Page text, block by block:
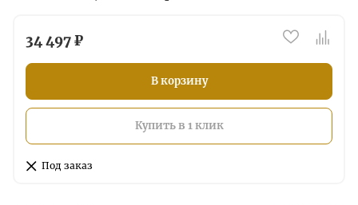
34 497 ₽
В корзину
Купить в 1 клик
Под заказ